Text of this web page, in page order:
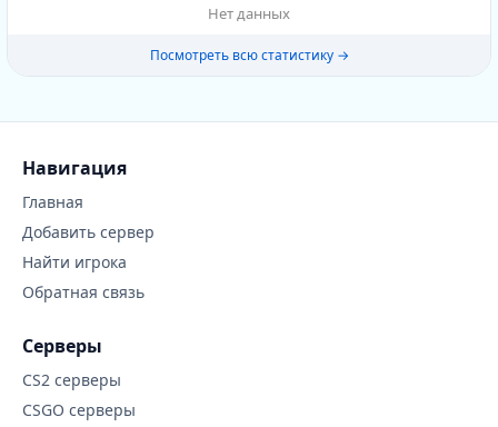
Нет данных
Посмотреть всю статистику →
Навигация
Главная
Добавить сервер
Найти игрока
Обратная связь
Серверы
CS2 серверы
CSGO серверы